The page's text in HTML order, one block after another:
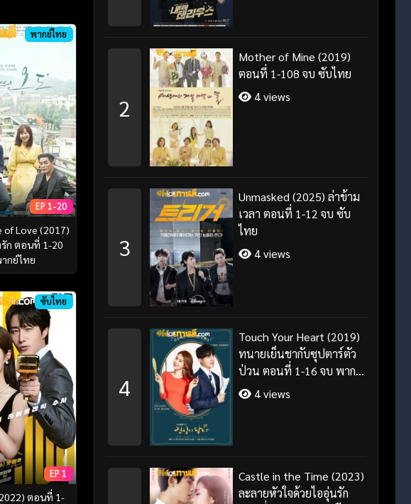
พากย์ไทย
EP 1-20
of Love (2017)
ก ตอนที่ 1-20
กย์ไทย
ซับไทย
EP 1
ตอนที่ 1-
2
Mother of Mine (2019)
ตอนที่ 1-108 จบ ซับไทย
4 views
3
Unmasked (2025) ล่าข้าม
เวลา ตอนที่ 1-12 จบ ซับ
ไทย
4 views
4
Touch Your Heart (2019)
ทนายเย็นชากับซุปตาร์ตัว
ป่วน ตอนที่ 1-16 จบ พากย์
ไทย/ซับไทย
4 views
Castle in the Time (2023)
ละลายหัวใจด้วยไออุ่นรัก